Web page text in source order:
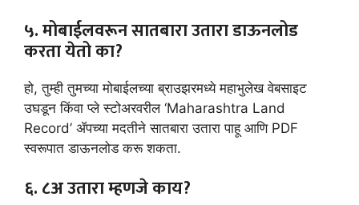
५. मोबाईलवरून सातबारा उतारा डाऊनलोड
करता येतो का?
हो, तुम्ही तुमच्या मोबाईलच्या ब्राउझरमध्ये महाभुलेख वेबसाइट
उघडून किंवा प्ले स्टोअरवरील ‘Maharashtra Land
Record’ ॲपच्या मदतीने सातबारा उतारा पाहू आणि PDF
स्वरूपात डाऊनलोड करू शकता.
६. ८अ उतारा म्हणजे काय?